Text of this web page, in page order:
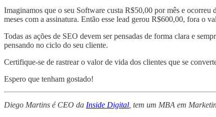
Imaginamos que o seu Software custa R$50,00 por mês e
meses com a assinatura. Então esse lead gerou R$600,00, fora o
Todas as ações de SEO devem ser pensadas de forma clara e
pensando no ciclo do seu cliente.
Certifique-se de rastrear o valor de vida dos clientes que se
Espero que tenham gostado!
Diego Martins é CEO da Inside Digital, tem um MBA em